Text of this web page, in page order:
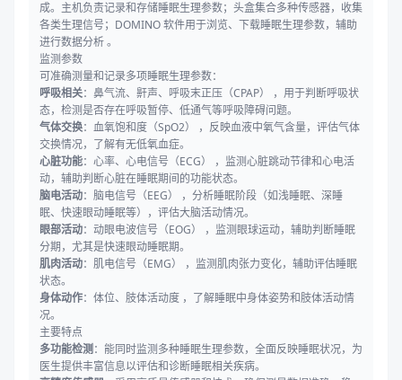
成。主机负责记录和存储睡眠生理参数；头盒集合多种传感器，收集
各类生理信号；DOMINO 软件用于浏览、下载睡眠生理参数，辅助
进行数据分析 。
监测参数
可准确测量和记录多项睡眠生理参数：
呼吸相关：鼻气流、鼾声、呼吸末正压（CPAP） ，用于判断呼吸状
态，检测是否存在呼吸暂停、低通气等呼吸障碍问题。
气体交换：血氧饱和度（SpO2） ，反映血液中氧气含量，评估气体
交换情况，了解有无低氧血症。
心脏功能：心率、心电信号（ECG） ，监测心脏跳动节律和心电活
动，辅助判断心脏在睡眠期间的功能状态。
脑电活动：脑电信号（EEG） ，分析睡眠阶段（如浅睡眠、深睡
眠、快速眼动睡眠等），评估大脑活动情况。
眼部活动：动眼电波信号（EOG） ，监测眼球运动，辅助判断睡眠
分期，尤其是快速眼动睡眠期。
肌肉活动：肌电信号（EMG） ，监测肌肉张力变化，辅助评估睡眠
状态。
身体动作：体位、肢体活动度 ，了解睡眠中身体姿势和肢体活动情
况。
主要特点
多功能检测 ：能同时监测多种睡眠生理参数，全面反映睡眠状况，为
医生提供丰富信息以评估和诊断睡眠相关疾病。